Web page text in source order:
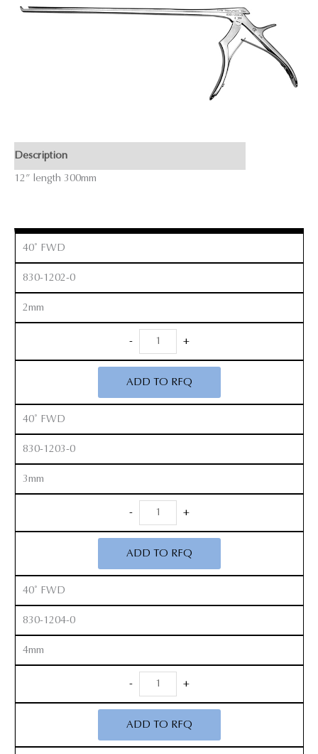
Description
12” length 300mm
40˚ FWD
830-1202-0
2mm
-
Anterior
Kerrison
Rongeurs
12”
quantity
+
ADD TO RFQ
40˚ FWD
830-1203-0
3mm
-
Anterior
Kerrison
Rongeurs
12”
quantity
+
ADD TO RFQ
40˚ FWD
830-1204-0
4mm
-
Anterior
Kerrison
Rongeurs
12”
quantity
+
ADD TO RFQ